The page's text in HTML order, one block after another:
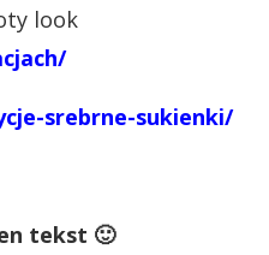
look
srebrne-sukienki/
tekst 🙂